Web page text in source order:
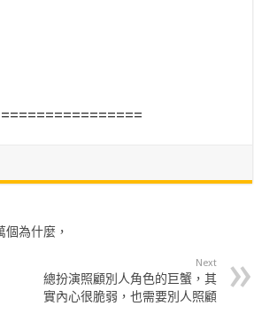
個為什麼，
Next
總扮演照顧別人角色的巨蟹，其
實內心很脆弱，也需要別人照顧